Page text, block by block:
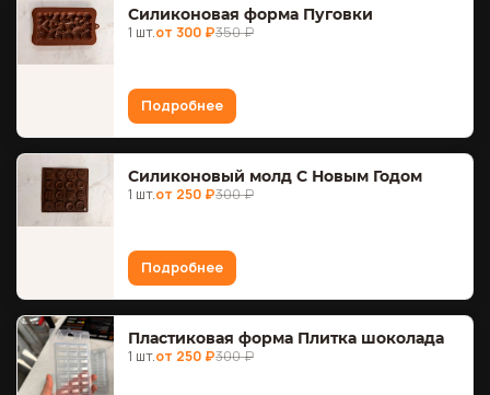
Силиконовая форма Пуговки
1 шт.от 300 ₽350 ₽
Подробнее
Силиконовый молд С Новым Годом
1 шт.от 250 ₽300 ₽
Подробнее
Пластиковая форма Плитка шоколада
1 шт.от 250 ₽300 ₽